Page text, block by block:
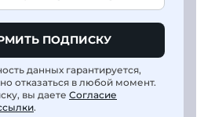
ПОДПИСКУ
данных гарантируется,
отказаться в любой момент.
вы даете Согласие
.